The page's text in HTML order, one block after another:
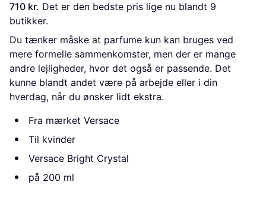
710 kr. Det er den bedste pris lige nu blandt 9
butikker.
Du tænker måske at parfume kun kan bruges ved
mere formelle sammenkomster, men der er mange
andre lejligheder, hvor det også er passende. Det
kunne blandt andet være på arbejde eller i din
hverdag, når du ønsker lidt ekstra.
Fra mærket Versace
Til kvinder
Versace Bright Crystal
på 200 ml